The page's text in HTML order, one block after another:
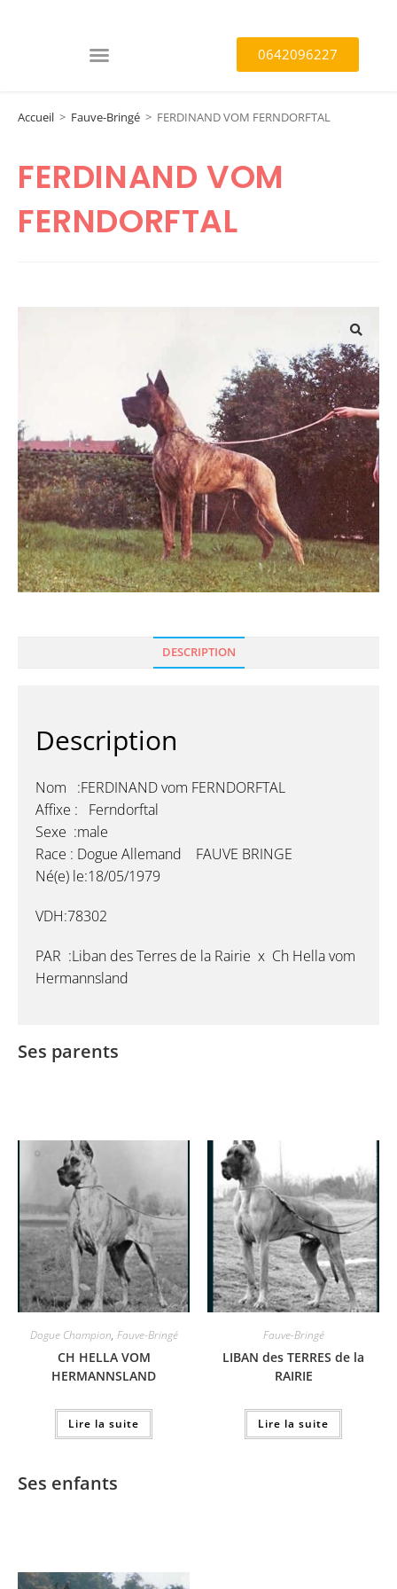
0642096227
Accueil > Fauve-Bringé > FERDINAND VOM FERNDORFTAL
FERDINAND VOM
FERNDORFTAL
🔍
DESCRIPTION
Description
Nom :FERDINAND vom FERNDORFTAL
Affixe : Ferndorftal
Sexe :male
Race : Dogue Allemand FAUVE BRINGE
Né(e) le:18/05/1979
VDH:78302
PAR :Liban des Terres de la Rairie x Ch Hella vom
Hermannsland
Ses parents
Dogue Champion, Fauve-Bringé
CH HELLA VOM
HERMANNSLAND
Lire la suite
Fauve-Bringé
LIBAN des TERRES de la
RAIRIE
Lire la suite
Ses enfants